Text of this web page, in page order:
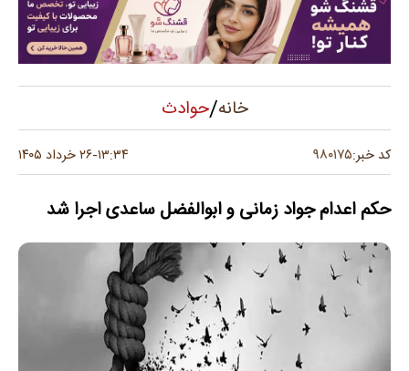
خانه/حوادث
کد خبر:۹۸۰۱۷۵ ۱۳:۳۴-۲۶ خرداد ۱۴۰۵
حکم اعدام جواد زمانی و ابوالفضل ساعدی اجرا شد